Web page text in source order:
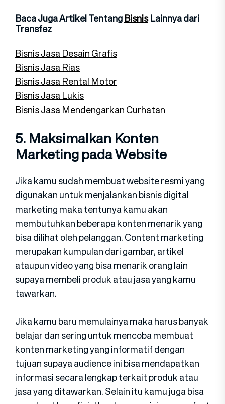
Baca Juga Artikel TentangBisnisLainnya dari
Transfez
Bisnis Jasa Desain Grafis
Bisnis Jasa Rias
Bisnis Jasa Rental Motor
Bisnis Jasa Lukis
Bisnis Jasa Mendengarkan Curhatan
5. Maksimalkan Konten
Marketing pada Website
Jika kamu sudah membuat website resmi yang
digunakan untuk menjalankan bisnis digital
marketing maka tentunya kamu akan
membutuhkan beberapa konten menarik yang
bisa dilihat oleh pelanggan. Content marketing
merupakan kumpulan dari gambar, artikel
ataupun video yang bisa menarik orang lain
supaya membeli produk atau jasa yang kamu
tawarkan.
Jika kamu baru memulainya maka harus banyak
belajar dan sering untuk mencoba membuat
konten marketing yang informatif dengan
tujuan supaya audience ini bisa mendapatkan
informasi secara lengkap terkait produk atau
jasa yang ditawarkan. Selain itu kamu juga bisa